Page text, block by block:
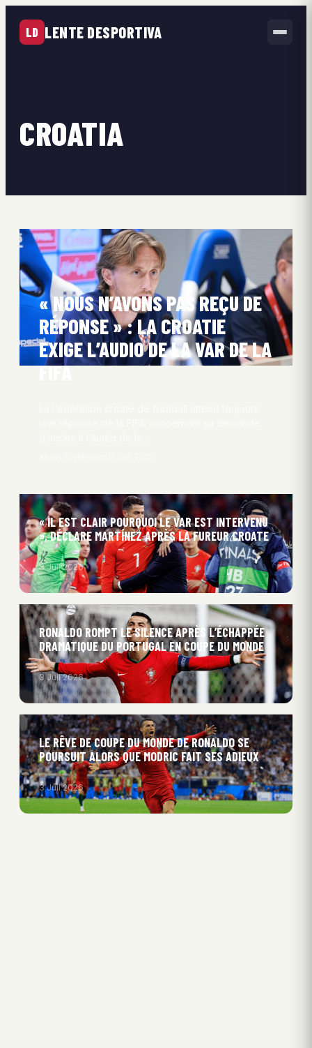
LD LENTE DESPORTIVA
CROATIA
« NOUS N’AVONS PAS REÇU DE
RÉPONSE » : LA CROATIE
EXIGE L’AUDIO DE LA VAR DE LA
FIFA
« IL EST CLAIR POURQUOI LE VAR EST INTERVENU
», DÉCLARE MARTÍNEZ APRÈS LA FUREUR CROATE
3 Juil 2026
RONALDO ROMPT LE SILENCE APRÈS L’ÉCHAPPÉE
DRAMATIQUE DU PORTUGAL EN COUPE DU MONDE
3 Juil 2026
LE RÊVE DE COUPE DU MONDE DE RONALDO SE
POURSUIT ALORS QUE MODRIC FAIT SES ADIEUX
3 Juil 2026